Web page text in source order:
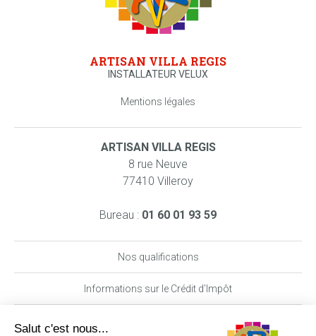
ARTISAN VILLA REGIS
INSTALLATEUR VELUX
Mentions légales
ARTISAN VILLA REGIS
8 rue Neuve
77410 Villeroy
Bureau : 01 60 01 93 59
Nos qualifications
Informations sur le Crédit d’Impôt